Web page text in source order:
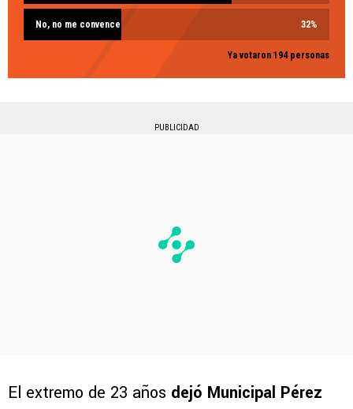
No, no me convence 32%
Ya votaron 194 personas
PUBLICIDAD
El extremo de 23 años dejó Municipal Pérez